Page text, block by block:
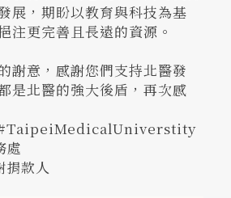
展，期盼以教育與科技為基
注更完善且長遠的資源。
謝意，感謝您們支持北醫發
是北醫的強大後盾，再次感
#TaipeiMedicalUniverstity
處
捐款人